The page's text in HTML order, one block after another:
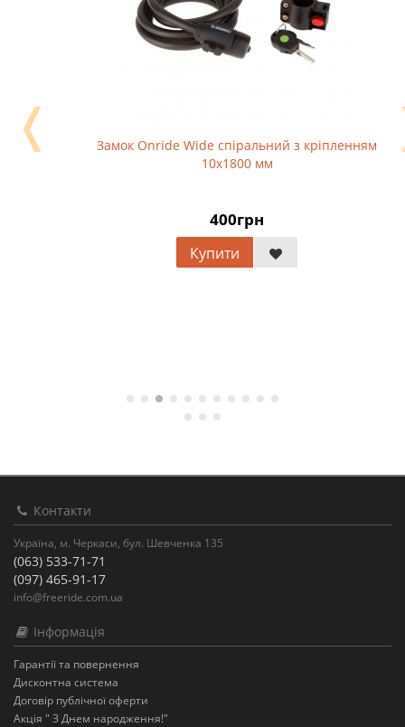
Замок Onride Wide спіральний з кріпленням
10x1800 мм
400грн
Купити
❬
Контакти
Україна, м. Черкаси, бул. Шевченка 135
(063) 533-71-71
(097) 465-91-17
info@freeride.com.ua
Інформація
Гарантії та повернення
Дисконтна система
Договір публічної оферти
Акція " З Днем народження!"